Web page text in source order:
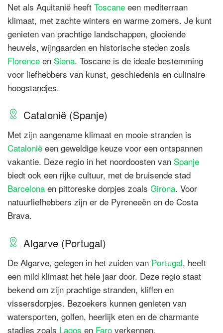
Net als Aquitanië heeft Toscane een mediterraan
klimaat, met zachte winters en warme zomers. Je kunt
genieten van prachtige landschappen, glooiende
heuvels, wijngaarden en historische steden zoals
Florence en Siena. Toscane is de ideale bestemming
voor liefhebbers van kunst, geschiedenis en culinaire
hoogstandjes.
Catalonië (Spanje)
Met zijn aangename klimaat en mooie stranden is
Catalonië een geweldige keuze voor een ontspannen
vakantie. Deze regio in het noordoosten van Spanje
biedt ook een rijke cultuur, met de bruisende stad
Barcelona en pittoreske dorpjes zoals Girona. Voor
natuurliefhebbers zijn er de Pyreneeën en de Costa
Brava.
Algarve (Portugal)
De Algarve, gelegen in het zuiden van Portugal, heeft
een mild klimaat het hele jaar door. Deze regio staat
bekend om zijn prachtige stranden, kliffen en
vissersdorpjes. Bezoekers kunnen genieten van
watersporten, golfen, heerlijk eten en de charmante
stadjes zoals Lagos en Faro verkennen.